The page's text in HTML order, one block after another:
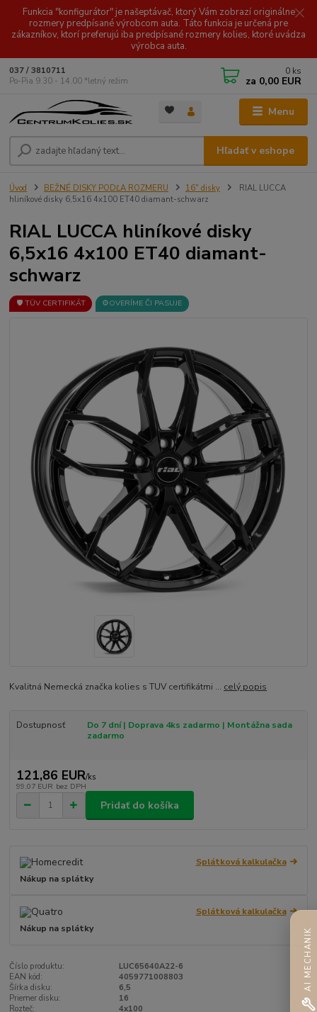
Funkcia "konfigurátor" je našeptávač, ktorý Vám zobrazí originálne
rozmery predpísané výrobcom auta. Táto funkcia je určená pre
zákazníkov, ktorí preferujú iba predpísané rozmery kolies, ktoré uvádza
výrobca auta.
Menu
Hľadať v eshope
037 / 3810711
Po-Pia 9.30 - 14.00 *letný režim
0 ks
za 0,00 EUR
Úvod BEŽNÉ DISKY PODĽA ROZMERU 16" disky
RIAL LUCCA
hliníkové disky 6,5x16 4x100 ET40 diamant-schwarz
RIAL LUCCA hliníkové disky
6,5x16 4x100 ET40 diamant-
schwarz
🛡️ TÜV CERTIFIKÁT ⚙️OVERÍME ČI PASUJE
Kvalitná Nemecká značka kolies s TUV certifikátmi ... celý popis
Dostupnosť
Do 7 dní | Doprava 4ks zadarmo | Montážna sada
zadarmo
121,86 EUR/ks
99,07 EUR bez DPH
Pridať do košíka
Splátková kalkulačka
Nákup na splátky
Splátková kalkulačka
Nákup na splátky
Číslo produktu:
LUC65640A22-6
EAN kód:
4059771008803
Šírka disku:
6,5
Priemer disku:
16
Rozteč:
4x100
AI MECHANIK